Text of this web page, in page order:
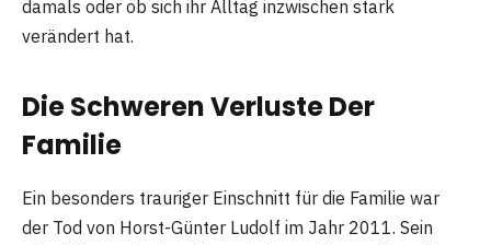
damals oder ob sich ihr Alltag inzwischen stark
verändert hat.
Die Schweren Verluste Der
Familie
Ein besonders trauriger Einschnitt für die Familie war
der Tod von Horst-Günter Ludolf im Jahr 2011. Sein